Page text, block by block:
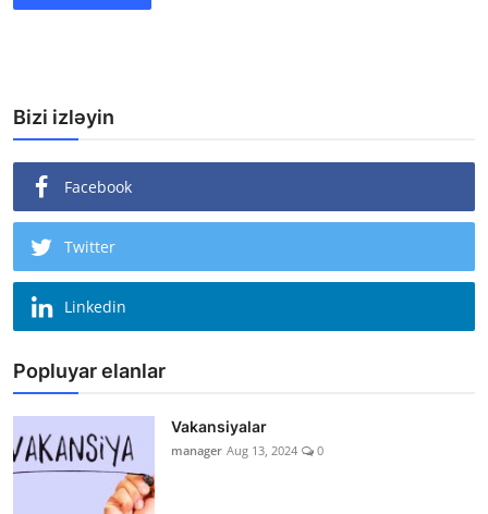
Bizi izləyin
Facebook
Twitter
Linkedin
Popluyar elanlar
Vakansiyalar
manager Aug 13, 2024 0